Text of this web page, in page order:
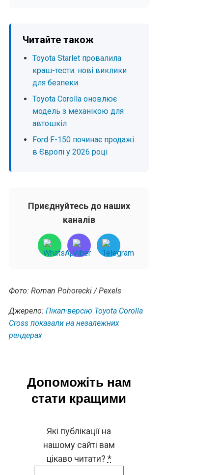
Читайте також
Toyota Starlet провалила
краш-тести: нові виклики
для безпеки
Toyota Corolla оновлює
модель з механікою для
автошкіл
Ford F-150 починає продажі
в Європі у 2026 році
Приєднуйтесь до наших
каналів
Фото: Roman Pohorecki / Pexels
Джерело: Пікап-версію Toyota Corolla
Cross показали на незалежних
рендерах
Допоможіть нам
стати кращими
Які публікації на
нашому сайті вам
цікаво читати? *